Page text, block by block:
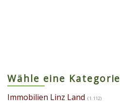
Wähle eine Kategorie
Immobilien Linz Land (1.112)